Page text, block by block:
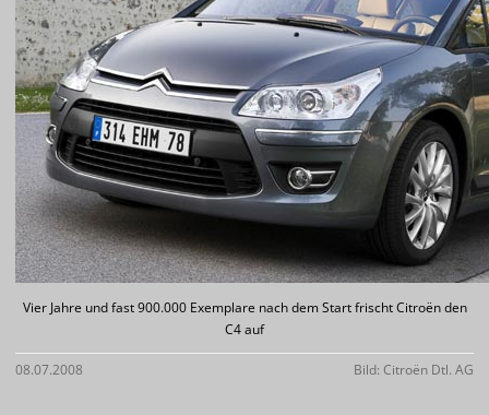
Vier Jahre und fast 900.000 Exemplare nach dem Start frischt Citroën den
C4 auf
08.07.2008 Bild: Citroën Dtl. AG